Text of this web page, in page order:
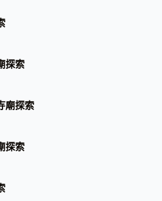
探索
廟探索
探索